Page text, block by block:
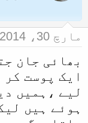
o
n
مارچ 30، 2014
بھائی جان
ایک پوست
لیے ،ہمیں
ہوئے ہیں